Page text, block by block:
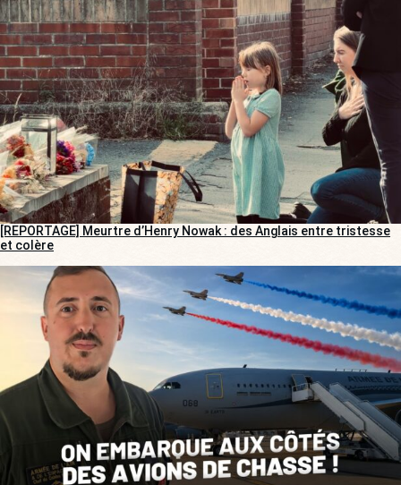
[REPORTAGE] Meurtre d’Henry Nowak : des Anglais entre tristesse
et colère